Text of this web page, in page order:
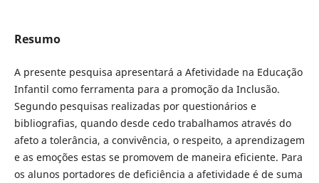
Resumo
A presente pesquisa apresentará a Afetividade na Educação
Infantil como ferramenta para a promoção da Inclusão.
Segundo pesquisas realizadas por questionários e
bibliografias, quando desde cedo trabalhamos através do
afeto a tolerância, a convivência, o respeito, a aprendizagem
e as emoções estas se promovem de maneira eficiente. Para
os alunos portadores de deficiência a afetividade é de suma